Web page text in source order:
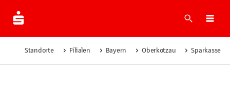
Suche
Standorte Filialen Bayern Oberkotzau Sparkasse